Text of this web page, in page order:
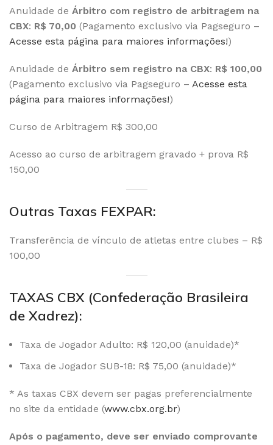
Anuidade de Árbitro com registro de arbitragem na
CBX: R$ 70,00 (Pagamento exclusivo via Pagseguro –
Acesse esta página para maiores informações!)
Anuidade de Árbitro sem registro na CBX: R$ 100,00
(Pagamento exclusivo via Pagseguro – Acesse esta
página para maiores informações!)
Curso de Arbitragem R$ 300,00
Acesso ao curso de arbitragem gravado + prova R$
150,00
Outras Taxas FEXPAR:
Transferência de vínculo de atletas entre clubes – R$
100,00
TAXAS CBX (Confederação Brasileira
de Xadrez):
Taxa de Jogador Adulto: R$ 120,00 (anuidade)*
Taxa de Jogador SUB-18: R$ 75,00 (anuidade)*
* As taxas CBX devem ser pagas preferencialmente
no site da entidade (www.cbx.org.br)
Após o pagamento, deve ser enviado comprovante